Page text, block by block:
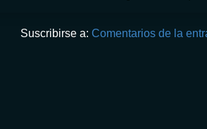
Suscribirse a: Comentarios de la